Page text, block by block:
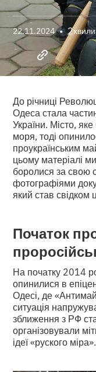
22.11.2024 • 2
До річниці
Одеса стала
України. Місто,
моря, тоді
проукраїнським
цьому матеріалі
боролися за свою
фотографіями
який став свідком
Початок
На початку 2014
опинилися в
Одесі, де
ситуація
зближення з РФ
організовували
ідеї «руского міра».